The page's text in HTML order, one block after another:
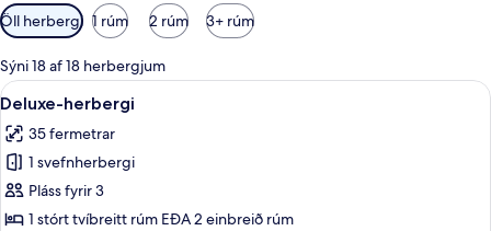
Síur
í
boði
fyrir
herbergi
Öll herbergi 1 rúm 2 rúm 3+ rúm
Sýni 18 af 18 herbergjum
Skoða
allar
myndir
fyrir
Deluxe-
herbergi
Deluxe-herbergi | Rúmföt af bestu
7
Deluxe-herbergi
35 fermetrar
1 svefnherbergi
Pláss fyrir 3
1 stórt tvíbreitt rúm EÐA 2 einbreið rúm